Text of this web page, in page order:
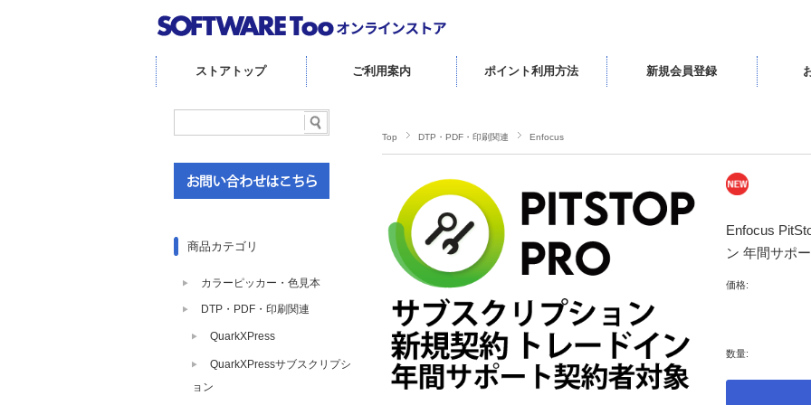
ストアトップ ご利用案内 ポイント利用方法 新規会員登録
Top DTP・PDF・印刷関連 Enfocus
Enfocus
ン 年間サポ
価格:
数量:
商品カテゴリ
カラーピッカー・色見本
DTP・PDF・印刷関連
QuarkXPress
QuarkXPressサブスクリプシ
ョン